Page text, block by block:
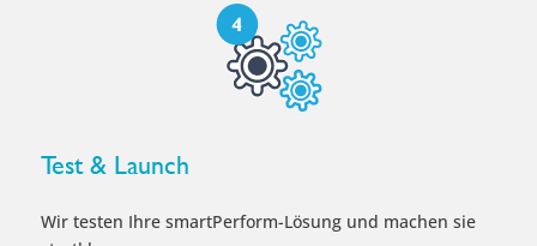
Test & Launch
Wir testen Ihre smartPerform-Lösung und machen sie